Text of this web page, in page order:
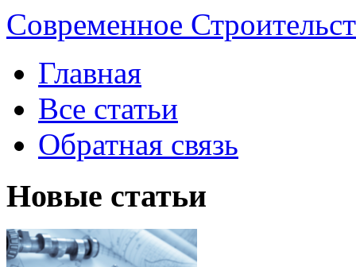
Современное
Главная
Все статьи
Обратная связь
Новые статьи